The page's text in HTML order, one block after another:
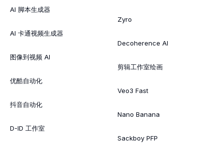
AI 脚本生成器
AI 卡通视频生成器
图像到视频 AI
优酷自动化
抖音自动化
D-ID 工作室
Zyro
Decoherence AI
剪辑工作室绘画
Veo3 Fast
Nano Banana
Sackboy PFP